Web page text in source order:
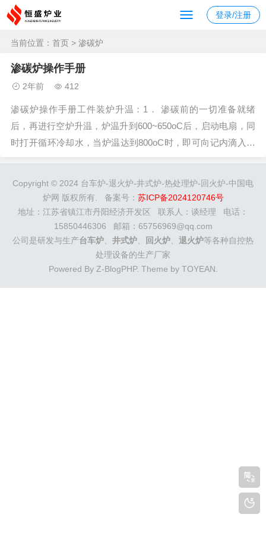
登录/注册
当前位置： 首页 > 渗碳炉
渗碳炉操作手册
2年前 412
渗碳炉操作手册工件装炉升温：1． 渗碳前的一切准备就绪
后，再进行空炉升温，炉温升到600~650oC后，启动电扇，同
时打开循环冷却水，当炉温达到800oC时，即可向记内滴入渗
碳层技术要求...
Copyright © 2024 台车炉-退火炉-井式炉-热处理炉-回火炉-中国电
炉网 版权所有. 备案号： 苏ICP备2024120746号
地址：江苏省镇江市丹阳经济开发区 联系人：谈经理 电话：
15850446306 邮箱：65756969@qq.com
公司是研发与生产台车炉 井式炉 回火炉 退火炉等各种自控热
处理设备的生产厂家
Powered By Z-BlogPHP. Theme by TOYEAN